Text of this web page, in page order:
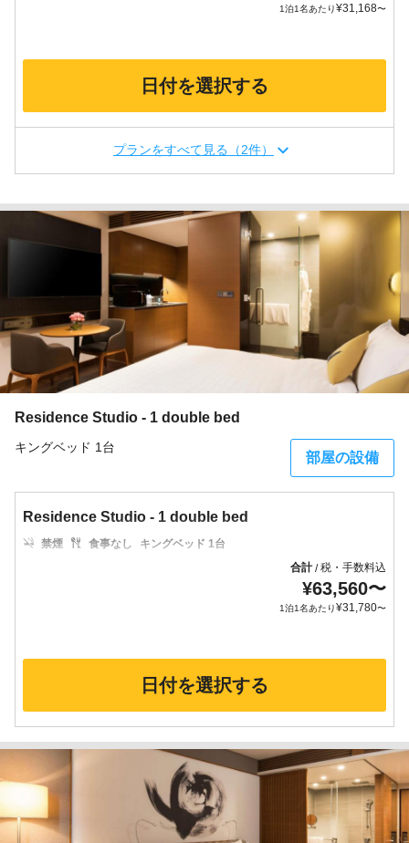
1泊1名あたり¥31,168〜
日付を選択する
プランをすべて見る（2件）
Residence Studio - 1 double bed
キングベッド 1台
部屋の設備
Residence Studio - 1 double bed
禁煙 食事なし
キングベッド 1台
合計/税・手数料込
¥63,560〜
1泊1名あたり¥31,780〜
日付を選択する